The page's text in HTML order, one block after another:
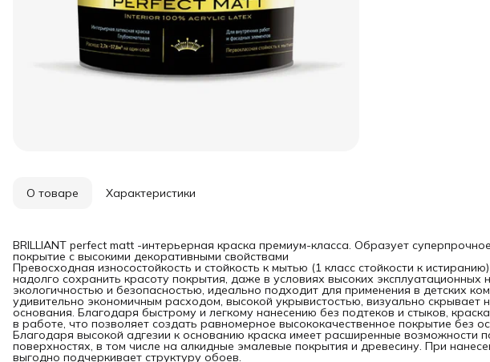
О товаре Характеристики
BRILLIANT perfect matt -интерьерная краска премиум-класса. Образует
покрытие с высокими декоративными свойствами
Превосходная износостойкость и стойкость к мытью (1 класс стойкости к
надолго сохранить красоту покрытия, даже в условиях высоких эксплуатационных
экологичностью и безопасностью, идеально подходит для применения в детских
удивительно экономичным расходом, высокой укрывистостью, визуально скрывает
основания. Благодаря быстрому и легкому нанесению без подтеков и стыков,
в работе, что позволяет создать равномерное высококачественное покрытие без
Благодаря высокой адгезии к основанию краска имеет расширенные возможности
поверхностях, в том числе на алкидные эмалевые покрытия и древесину. При
выгодно подчеркивает структуру обоев.